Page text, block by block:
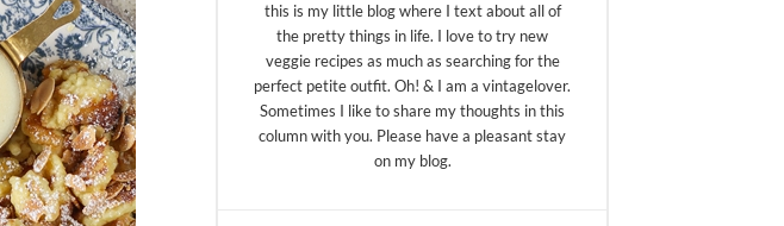
this is my little blog where I text about all of
the pretty things in life. I love to try new
veggie recipes as much as searching for the
perfect petite outfit. Oh! & I am a vintagelover.
Sometimes I like to share my thoughts in this
column with you. Please have a pleasant stay
on my blog.